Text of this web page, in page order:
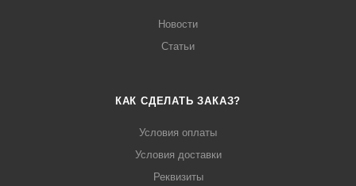
Новости
Статьи
КАК СДЕЛАТЬ ЗАКАЗ?
Условия оплаты
Условия доставки
Реквизиты